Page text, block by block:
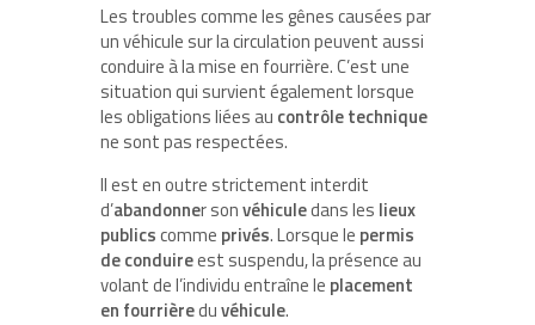
Les troubles comme les gênes causées par
un véhicule sur la circulation peuvent aussi
conduire à la mise en fourrière. C’est une
situation qui survient également lorsque
les obligations liées au contrôletechnique
ne sont pas respectées.
Il est en outre strictement interdit
d’abandonner sonvéhiculedans les lieux
publicscomme privés. Lorsque le permis
deconduireest suspendu, la présence au
volant de l’individu entraîne le placement
en fourrièreduvéhicule.